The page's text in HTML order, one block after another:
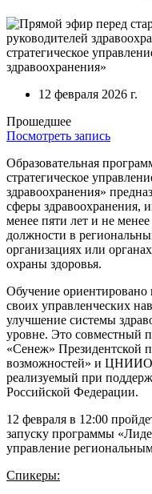
12 февраля 2026 г.
Прошедшее
Посмотреть запись
Образовательная
стратегическое
здравоохранения»
сферы здравоохранения,
менее пяти лет и не
должности в
организациях или
охраны здоровья.
Обучение ориентировано
своих управленческих
улучшение системы
уровне. Это совместный
«Сенеж» Президентской
возможностей» и
реализуемый при
Российской Федерации.
12 февраля в 12:00
запуску программы
управление
Спикеры: